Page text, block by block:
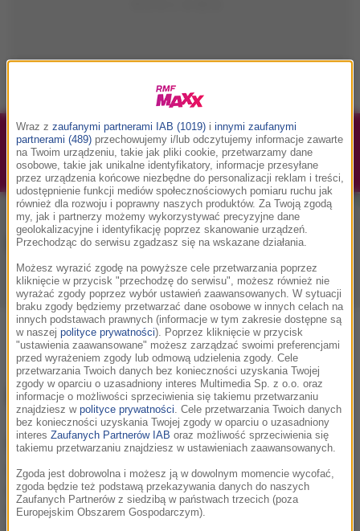
1/1 Podwójne bilety na Silesia Memoriał Kamili
Skolimowskiej 2026 - 23.08.2026
Muzyka w RMF MAXX
Playlista Hity Nowości muzyczne
0 2 3 4 5 7 9 A B C D E F G H J
Deadmau5
Informacje oDeadmau5
Prawdziwe nazwisko Joel Zimmerman. Kanadyjski
producent muzyczny i DJ, przedstawiciel stylu
progressive house i electro house. W jego obszernej
Wraz z zaufanymi partnerami IAB (1019) i innymi zaufanymi
partnerami (489) przechowujemy i/lub odczytujemy informacje zawarte
na Twoim urządzeniu, takie jak pliki cookie, przetwarzamy dane
osobowe, takie jak unikalne identyfikatory, informacje przesyłane
przez urządzenia końcowe niezbędne do personalizacji reklam i treści,
udostępnienie funkcji mediów społecznościowych pomiaru ruchu jak
również dla rozwoju i poprawny naszych produktów. Za Twoją zgodą
my, jak i partnerzy możemy wykorzystywać precyzyjne dane
geolokalizacyjne i identyfikację poprzez skanowanie urządzeń.
Przechodząc do serwisu zgadzasz się na wskazane działania.
Możesz wyrazić zgodę na powyższe cele przetwarzania poprzez
kliknięcie w przycisk "przechodzę do serwisu", możesz również nie
wyrażać zgody poprzez wybór ustawień zaawansowanych. W sytuacji
braku zgody będziemy przetwarzać dane osobowe w innych celach na
innych podstawach prawnych (informacje w tym zakresie dostępne są
w naszej polityce prywatności). Poprzez kliknięcie w przycisk
"ustawienia zaawansowane" możesz zarządzać swoimi preferencjami
przed wyrażeniem zgody lub odmową udzielenia zgody. Cele
przetwarzania Twoich danych bez konieczności uzyskania Twojej
zgody w oparciu o uzasadniony interes Multimedia Sp. z o.o. oraz
informacje o możliwości sprzeciwienia się takiemu przetwarzaniu
znajdziesz w polityce prywatności . Cele przetwarzania Twoich danych
bez konieczności uzyskania Twojej zgody w oparciu o uzasadniony
interes Zaufanych Partnerów IAB oraz możliwość sprzeciwienia się
takiemu przetwarzaniu znajdziesz w ustawieniach zaawansowanych.
Zgoda jest dobrowolna i możesz ją w dowolnym momencie wycofać,
zgoda będzie też podstawą przekazywania danych do naszych
Zaufanych Partnerów z siedzibą w państwach trzecich (poza
Europejskim Obszarem Gospodarczym).